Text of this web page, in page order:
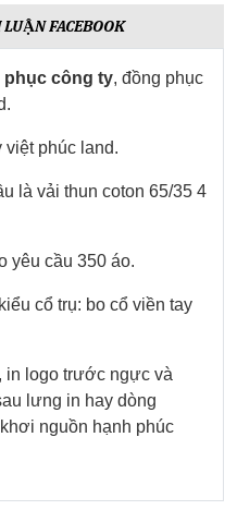
FACEBOOK
phục công ty, đồng phục
việt phúc land.
là vải thun coton 65/35 4
yêu cầu 350 áo.
cổ trụ: bo cổ viền tay
in logo trước ngực và
lưng in hay dòng
nguồn hạnh phúc